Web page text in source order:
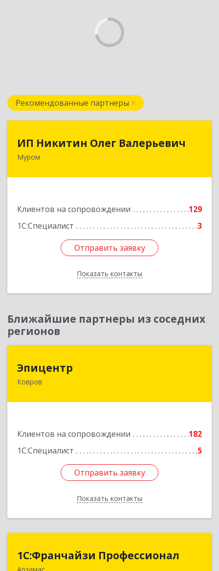
Рекомендованные партнеры
ИП Никитин Олег Валерьевич
Муром
Клиентов на сопровождении
129
1С:Специалист
3
Отправить заявку
Показать контакты
Отправить заявку
Назад
Ближайшие партнеры из соседних
регионов
Эпицентр
Ковров
Клиентов на сопровождении
182
1С:Специалист
5
Отправить заявку
Показать контакты
601900, Владимирская обл, Ковров г, Барсукова
Отправить заявку
Назад
1С:Франчайзи Профессионал
Арзамас
1С:Франчайзи Профессионал